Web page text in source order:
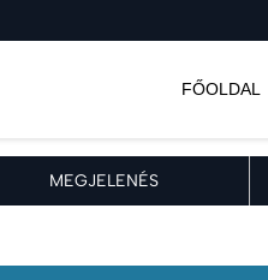
FŐOLDAL
MEGJELENÉS